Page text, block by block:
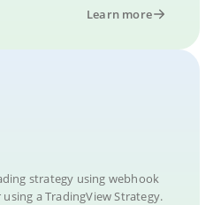
Learn more
strategy using webhook
a TradingView Strategy.